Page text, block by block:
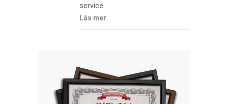
service.
Läs mer